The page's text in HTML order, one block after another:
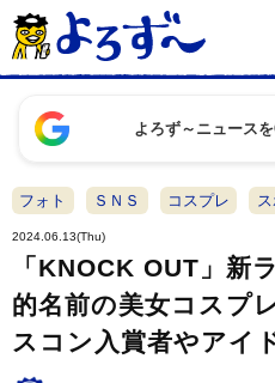
よろず～ニュース
フォト ＳＮＳ コスプレ
2024.06.13(Thu)
「KNOCK OUT」新
的名前の美女コスプ
スコン入賞者やアイ